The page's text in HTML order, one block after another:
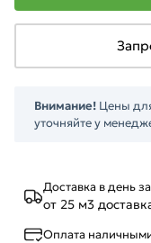
Доставка в день
от 25 м3
Оплата
Внимание! Цены
уточняйте у